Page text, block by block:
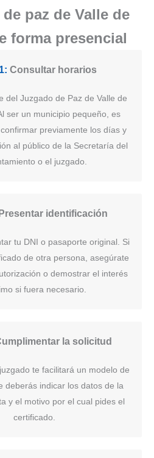
paz de Valle de
forma presencial
Consultar horarios
del Juzgado de Paz de Valle de
ser un municipio pequeño, es
previamente los días y
al público de la Secretaría del
o el juzgado.
Presentar identificación
tu DNI o pasaporte original. Si
de otra persona, asegúrate
o demostrar el interés
si fuera necesario.
la solicitud
te facilitará un modelo de
deberás indicar los datos de la
y el motivo por el cual pides el
certificado.